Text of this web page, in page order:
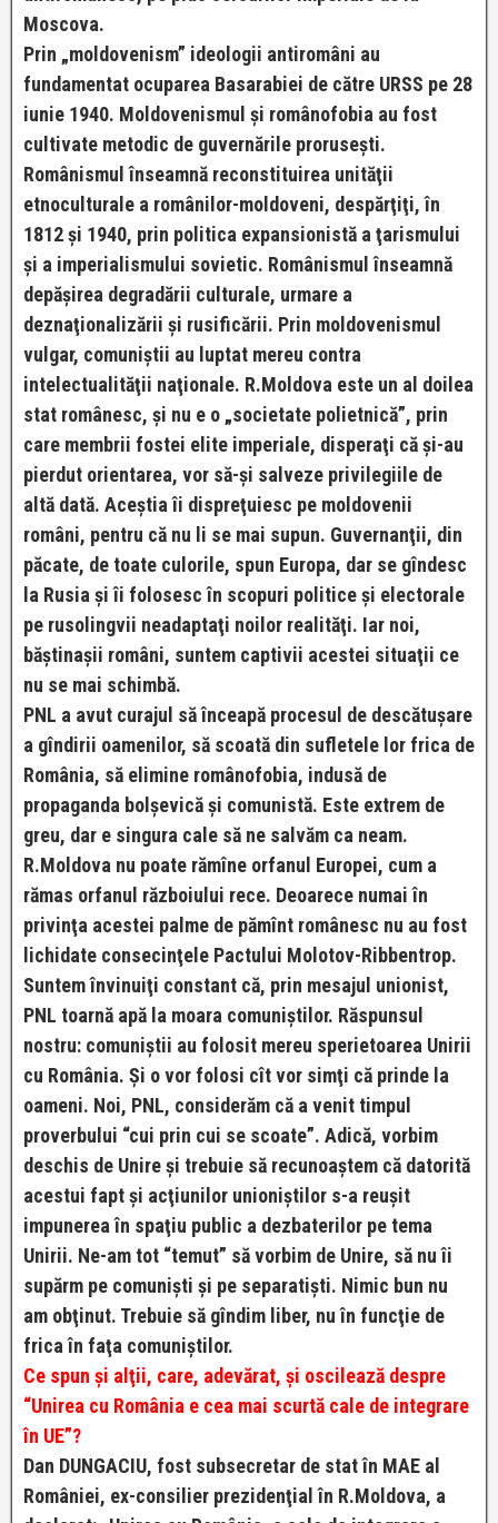
Moscova.
Prin „moldovenism” ideologii antiromâni au
fundamentat ocuparea Basarabiei de către URSS pe 28
iunie 1940. Moldovenismul şi românofobia au fost
cultivate metodic de guvernările proruseşti.
Românismul înseamnă reconstituirea unităţii
etnoculturale a românilor-moldoveni, despărţiţi, în
1812 şi 1940, prin politica expansionistă a ţarismului
şi a imperialismului sovietic. Românismul înseamnă
depăşirea degradării culturale, urmare a
deznaţionalizării şi rusificării. Prin moldovenismul
vulgar, comuniştii au luptat mereu contra
intelectualităţii naţionale. R.Moldova este un al doilea
stat românesc, şi nu e o „societate polietnică”, prin
care membrii fostei elite imperiale, disperaţi că şi-au
pierdut orientarea, vor să-şi salveze privilegiile de
altă dată. Aceştia îi dispreţuiesc pe moldovenii
români, pentru că nu li se mai supun. Guvernanţii, din
păcate, de toate culorile, spun Europa, dar se gîndesc
la Rusia şi îi folosesc în scopuri politice şi electorale
pe rusolingvii neadaptaţi noilor realităţi. Iar noi,
băştinaşii români, suntem captivii acestei situaţii ce
nu se mai schimbă.
PNL a avut curajul să înceapă procesul de descătuşare
a gîndirii oamenilor, să scoată din sufletele lor frica de
România, să elimine românofobia, indusă de
propaganda bolşevică şi comunistă. Este extrem de
greu, dar e singura cale să ne salvăm ca neam.
R.Moldova nu poate rămîne orfanul Europei, cum a
rămas orfanul războiului rece. Deoarece numai în
privinţa acestei palme de pămînt românesc nu au fost
lichidate consecinţele Pactului Molotov-Ribbentrop.
Suntem învinuiţi constant că, prin mesajul unionist,
PNL toarnă apă la moara comuniştilor. Răspunsul
nostru: comuniştii au folosit mereu sperietoarea Unirii
cu România. Şi o vor folosi cît vor simţi că prinde la
oameni. Noi, PNL, considerăm că a venit timpul
proverbului “cui prin cui se scoate”. Adică, vorbim
deschis de Unire şi trebuie să recunoaştem că datorită
acestui fapt şi acţiunilor unioniştilor s-a reuşit
impunerea în spaţiu public a dezbaterilor pe tema
Unirii. Ne-am tot “temut” să vorbim de Unire, să nu îi
supărm pe comunişti şi pe separatişti. Nimic bun nu
am obţinut. Trebuie să gîndim liber, nu în funcţie de
frica în faţa comuniştilor.
Ce spun şi alţii, care, adevărat, şi oscilează despre
“Unirea cu România e cea mai scurtă cale de integrare
în UE”?
Dan DUNGACIU, fost subsecretar de stat în MAE al
României, ex-consilier prezidenţial în R.Moldova, a